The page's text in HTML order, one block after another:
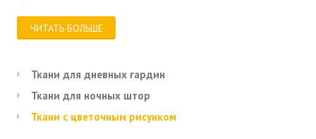
Ткани для дневных гардин
Ткани для ночных штор
Ткани с цветочным рисунком
ЧИТАТЬ БОЛЬШЕ